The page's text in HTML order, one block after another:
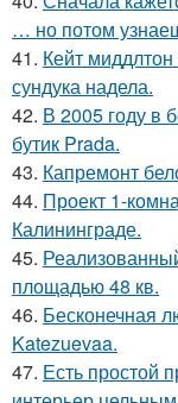
… но потом
41. Кейт
сундука надела.
42. В 2005 году в
бутик Prada.
43. Капремонт
44. Проект 1-
Калининграде.
45.
площадью 48 кв.
46. Бесконечная
Katezuevaa.
47. Есть простой